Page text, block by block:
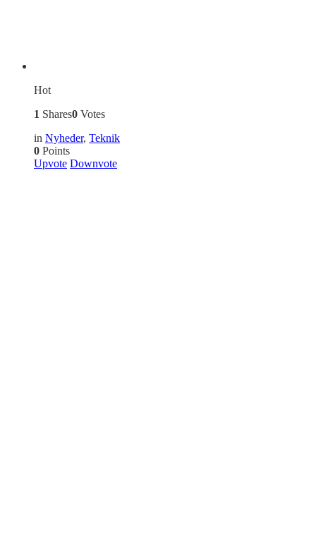
Hot
1 Shares0 Votes
in Nyheder, Teknik
0 Points
Upvote Downvote